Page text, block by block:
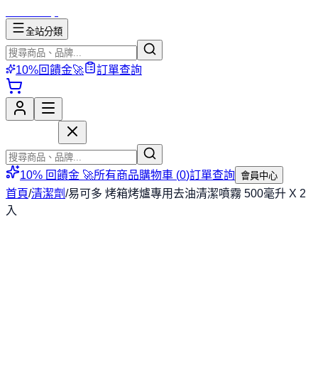
全站分類
10%回饋金🚀 訂單查詢
10% 回饋金 🚀所有商品購物車 (0)訂單查詢 會員中心
首頁/清潔劑/易可多 烤箱烤爐專用去油清潔噴霧 500毫升 X 2
入